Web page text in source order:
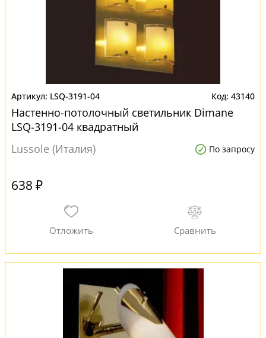
LSQ-3191-04 43140
Настенно-потолочный светильник Dimane
LSQ-3191-04 квадратный
Lussole (Италия)
По запросу
638 ₽